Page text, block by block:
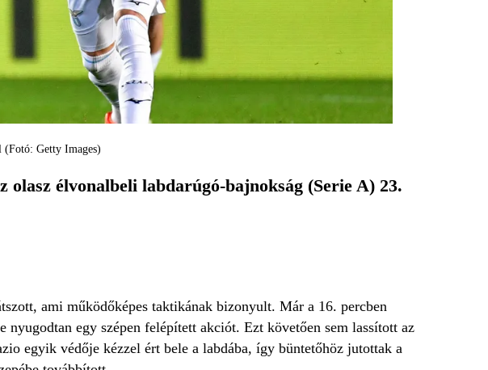
(Fotó: Getty Images)
élvonalbeli labdarúgó-bajnokság (Serie A) 23.
ami működőképes taktikának bizonyult. Már a 16. percben
nyugodtan egy szépen felépített akciót. Ezt követően sem lassított az
egyik védője kézzel ért bele a labdába, így büntetőhöz jutottak a